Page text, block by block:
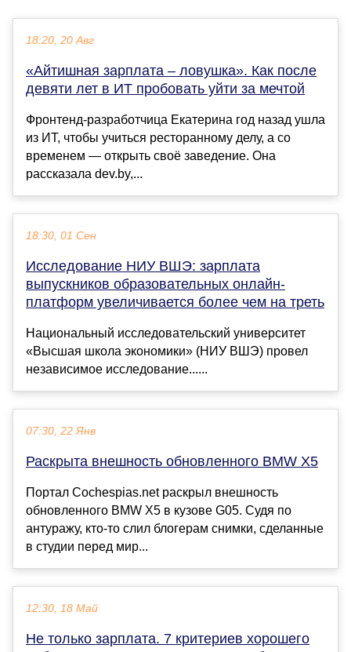
18:20, 20 Авг
«Айтишная зарплата – ловушка». Как после
девяти лет в ИТ пробовать уйти за мечтой
Фронтенд-разработчица Екатерина год назад ушла
из ИТ, чтобы учиться ресторанному делу, а со
временем — открыть своё заведение. Она
рассказала dev.by,...
18:30, 01 Сен
Исследование НИУ ВШЭ: зарплата
выпускников образовательных онлайн-
платформ увеличивается более чем на треть
Национальный исследовательский университет
«Высшая школа экономики» (НИУ ВШЭ) провел
независимое исследование......
07:30, 22 Янв
Раскрыта внешность обновленного BMW X5
Портал Cochespias.net раскрыл внешность
обновленного BMW X5 в кузове G05. Судя по
антуражу, кто-то слил блогерам снимки, сделанные
в студии перед мир...
12:30, 18 Май
Не только зарплата. 7 критериев хорошего